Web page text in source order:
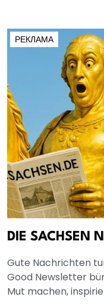
РЕКЛАМА
DIE SACHSEN
Gute Nachrichten
Good Newsletter
Mut machen,